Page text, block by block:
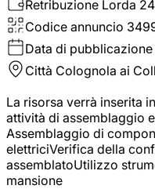
Retribuzione Lorda
Codice annuncio
Data di pubblicazione
Città Colognola ai
La risorsa verrà inserita
attività di assemblaggio
Assemblaggio di
elettriciVerifica della
assemblatoUtilizzo
mansione